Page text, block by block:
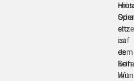
Oder
sitze
auf
dem
Sofa
mit
etc.
ist
es
kein